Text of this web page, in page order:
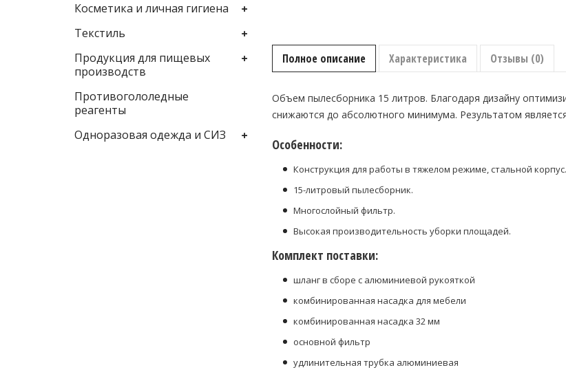
Полное описание Характеристика Отзывы (0)
Объем пылесборника 15 литров. Благодаря дизайну
снижаются до абсолютного минимума. Результатом
Особенности:
Конструкция для работы в тяжелом режиме, стальной корпус.
15-литровый пылесборник.
Многослойный фильтр.
Высокая производительность уборки площадей.
Комплект поставки:
шланг в сборе с алюминиевой рукояткой
комбинированная насадка для мебели
комбинированная насадка 32 мм
основной фильтр
удлинительная трубка алюминиевая
Косметика и личная гигиена
Текстиль
Продукция для пищевых
производств
Противогололедные
реагенты
Одноразовая одежда и СИЗ